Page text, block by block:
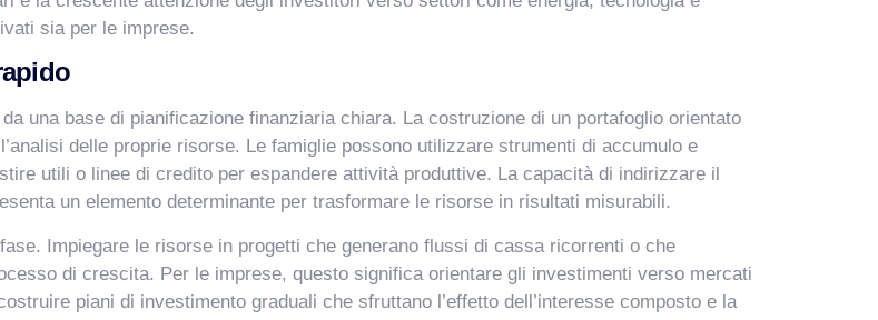
sia per le imprese.
una base di pianificazione finanziaria chiara. La costruzione di un portafoglio orientato
delle proprie risorse. Le famiglie possono utilizzare strumenti di accumulo e
utili o linee di credito per espandere attività produttive. La capacità di indirizzare il
un elemento determinante per trasformare le risorse in risultati misurabili.
Impiegare le risorse in progetti che generano flussi di cassa ricorrenti o che
di crescita. Per le imprese, questo significa orientare gli investimenti verso mercati
piani di investimento graduali che sfruttano l’effetto dell’interesse composto e la